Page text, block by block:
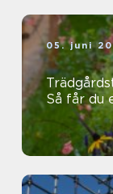
05. juni
Så får du